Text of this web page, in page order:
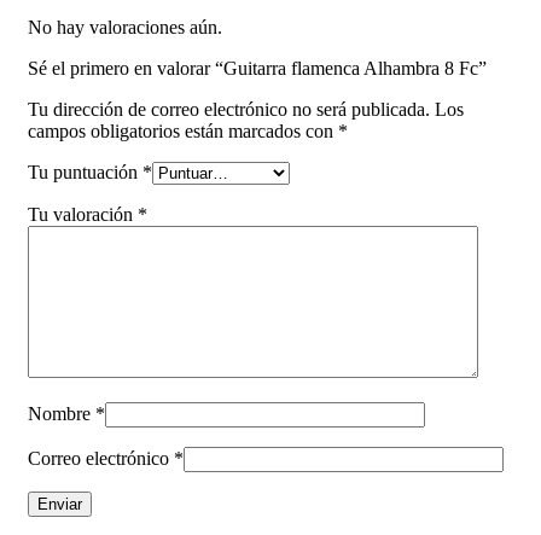
No hay valoraciones aún.
Sé el primero en valorar “Guitarra flamenca Alhambra 8 Fc”
Tu dirección de correo electrónico no será publicada. Los
campos obligatorios están marcados con *
Tu puntuación *
Tu valoración *
Nombre *
Correo electrónico *